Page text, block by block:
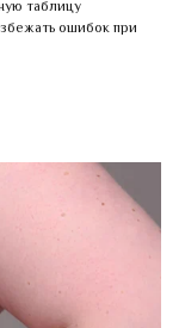
таблицу
ошибок при